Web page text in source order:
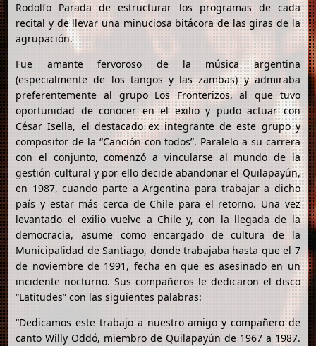
Rodolfo Parada de estructurar los programas de cada
recital y de llevar una minuciosa bitácora de las giras de la
agrupación.
Fue amante fervoroso de la música argentina
(especialmente de los tangos y las zambas) y admiraba
preferentemente al grupo Los Fronterizos, al que tuvo
oportunidad de conocer en el exilio y pudo actuar con
César Isella, el destacado ex integrante de este grupo y
compositor de la “Canción con todos”. Paralelo a su carrera
con el conjunto, comenzó a vincularse al mundo de la
gestión cultural y por ello decide abandonar el Quilapayún,
en 1987, cuando parte a Argentina para trabajar a dicho
país y estar más cerca de Chile para el retorno. Una vez
levantado el exilio vuelve a Chile y, con la llegada de la
democracia, asume como encargado de cultura de la
Municipalidad de Santiago, donde trabajaba hasta que el 7
de noviembre de 1991, fecha en que es asesinado en un
incidente nocturno. Sus compañeros le dedicaron el disco
“Latitudes” con las siguientes palabras:
“Dedicamos este trabajo a nuestro amigo y compañero de
canto Willy Oddó, miembro de Quilapayún de 1967 a 1987.